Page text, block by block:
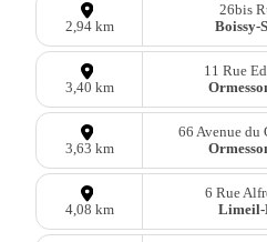
2,94 km
26bis
Boissy-
3,40 km
11 Rue
3,63 km
66 Avenue du
4,08 km
6 Rue
Limeil-